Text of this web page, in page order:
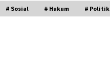
# Sosial # Hukum # Politik